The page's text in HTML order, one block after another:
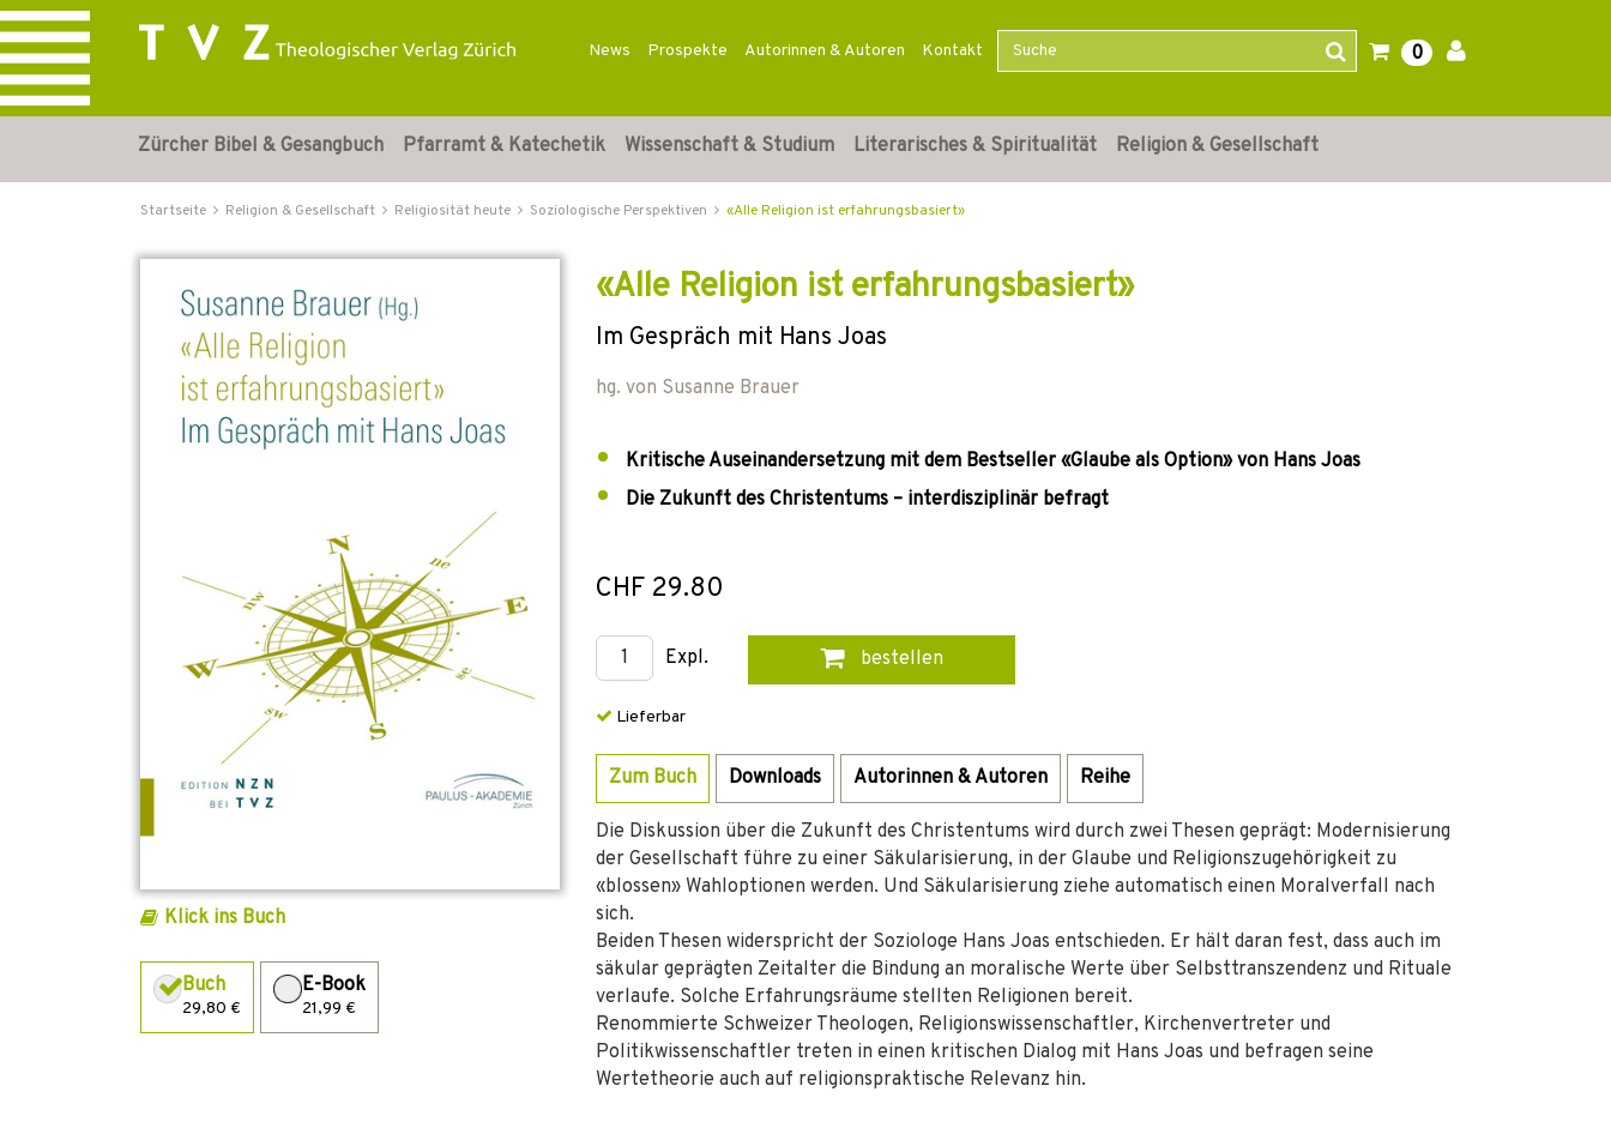
News Prospekte Autorinnen & Autoren Kontakt 0
Zürcher Bibel & Gesangbuch Pfarramt & Katechetik Wissenschaft & Studium Literarisches & Spiritualität Religion & Gesellschaft
Startseite Religion & Gesellschaft Religiosität heute Soziologische Perspektiven «Alle Religion ist erfahrungsbasiert»
Klick ins Buch
Buch
29,80 €
E-Book
21,99 €
«Alle Religion ist erfahrungsbasiert»
Im Gespräch mit Hans Joas
hg. von Susanne Brauer
Kritische Auseinandersetzung mit dem Bestseller «Glaube als Option» von Hans Joas
Die Zukunft des Christentums – interdisziplinär befragt
CHF 29.80
Expl. bestellen
Lieferbar
Zum Buch Downloads Autorinnen & Autoren Reihe
Die Diskussion über die Zukunft des Christentums wird durch zwei Thesen geprägt: Modernisierung
der Gesellschaft führe zu einer Säkularisierung, in der Glaube und Religionszugehörigkeit zu
«blossen» Wahloptionen werden. Und Säkularisierung ziehe automatisch einen Moralverfall nach
sich.
Beiden Thesen widerspricht der Soziologe Hans Joas entschieden. Er hält daran fest, dass auch im
säkular geprägten Zeitalter die Bindung an moralische Werte über Selbsttranszendenz und Rituale
verlaufe. Solche Erfahrungsräume stellten Religionen bereit.
Renommierte Schweizer Theologen, Religionswissenschaftler, Kirchenvertreter und
Politikwissenschaftler treten in einen kritischen Dialog mit Hans Joas und befragen seine
Wertetheorie auch auf religionspraktische Relevanz hin.